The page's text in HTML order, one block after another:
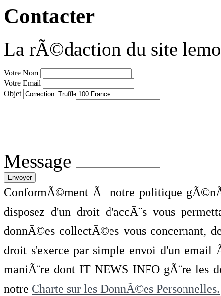
Contacter
La rÃ©daction du site
Votre Nom
Votre Email
Objet
Message
ConformÃ©ment Ã notre politique
disposez d'un droit d'accÃ¨s vous
donnÃ©es collectÃ©es vous concernant,
droit s'exerce par simple envoi d'un
maniÃ¨re dont IT NEWS INFO gÃ¨re les
notre Charte sur les DonnÃ©es Personnelles.